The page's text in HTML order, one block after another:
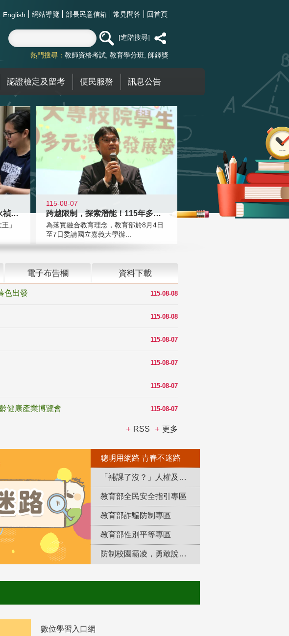
English 網站導覽 部長民意信箱 常見問答 回首頁
進階搜尋
熱門搜尋： 教師資格考試 教育學分班 師鐸獎
認證檢定及留考 便民服務 訊息公告
教育家人物典範 發明大王林永禎教授
」
115-08-07
跨越限制，探索潛能！115年多元潛
為落實融合教育理念，教育部於8月4日
至7日委請國立嘉義大學辦...
電子布告欄 資料下載
115-08-08
色出發
115-08-08
115-08-07
115-08-07
115-08-07
115-08-07
健康產業博覽會
RSS 更多
聰明用網路 青春不迷路
「補課了沒？」人權及轉型正義教育專區
教育部全民安全指引專區
教育部詐騙防制專區
教育部性別平等專區
防制校園霸凌，勇敢說出來！
數位學習入口網